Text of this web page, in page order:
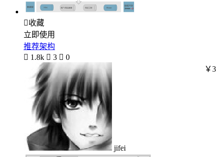
收藏
立即使用
推荐架构
 1.8k  3  0
jifei
￥3